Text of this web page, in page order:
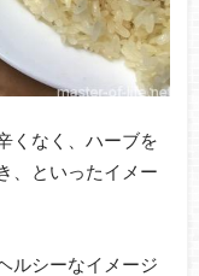
くなく、ハーブを
、といったイメー
ルシーなイメージ